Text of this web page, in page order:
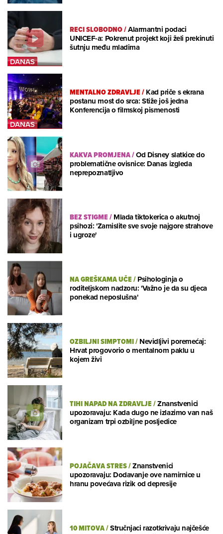
RECI SLOBODNO/Alarmantni podaci
UNICEF-a: Pokrenut projekt koji želi prekinuti
šutnju među mladima
MENTALNO ZDRAVLJE/Kad priče s ekrana
postanu most do srca: Stiže još jedna
Konferencija o filmskoj pismenosti
KAKVA PROMJENA/Od Disney slatkice do
problematične ovisnice: Danas izgleda
neprepoznatljivo
BEZ STIGME/Mlada tiktokerica o akutnoj
psihozi: 'Zamislite sve svoje najgore strahove
i ugroze'
NA GREŠKAMA UČE/Psihologinja o
roditeljskom nadzoru: 'Važno je da su djeca
ponekad neposlušna'
OZBILJNI SIMPTOMI/Nevidljivi poremećaj:
Hrvat progovorio o mentalnom paklu u
kojem živi
TIHI NAPAD NA ZDRAVLJE/Znanstvenici
upozoravaju: Kada dugo ne izlazimo van naš
organizam trpi ozbiljne posljedice
POJAČAVA STRES/Znanstvenici
upozoravaju: Dodavanje ove namirnice u
hranu povećava rizik od depresije
10 MITOVA/Stručnjaci razotkrivaju najčešće